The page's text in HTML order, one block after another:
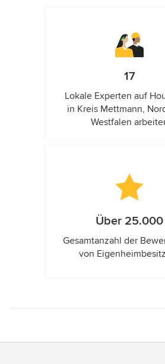
17
Lokale Experten auf
in Kreis Mettmann,
Westfalen
Über 25.000
Gesamtanzahl der
von